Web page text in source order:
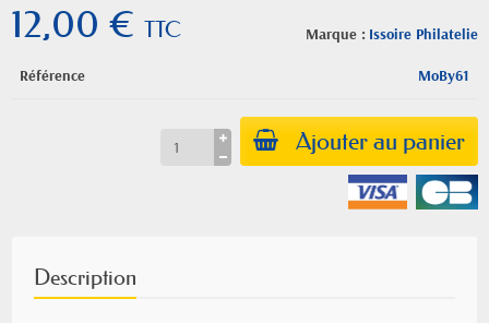
Marque : Issoire Philatelie
12,00 € TTC
Référence MoBy61
Ajouter au panier
Description